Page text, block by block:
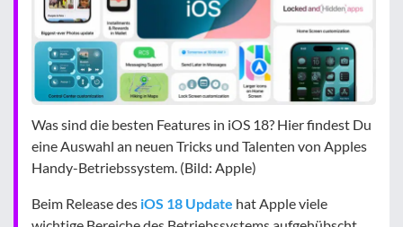
Was sind die besten Features in iOS 18? Hier findest Du
eine Auswahl an neuen Tricks und Talenten von Apples
Handy-Betriebssystem. (Bild: Apple)
Beim Release des iOS 18 Update hat Apple viele